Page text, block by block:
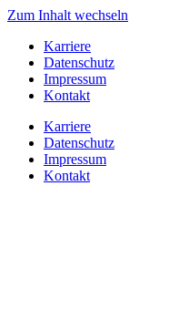
Zum Inhalt wechseln
Karriere
Datenschutz
Impressum
Kontakt
Karriere
Datenschutz
Impressum
Kontakt